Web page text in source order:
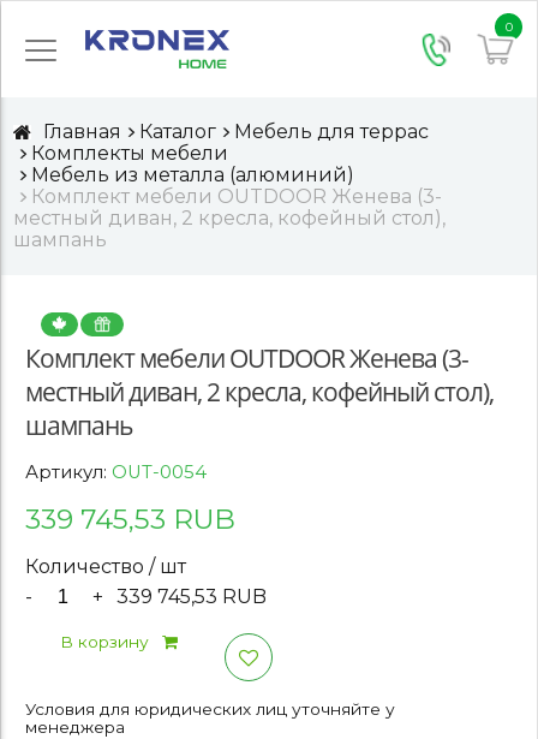
0
Главная Каталог
Мебель для террас
Комплекты мебели
Мебель из металла (алюминий)
Комплект мебели OUTDOOR Женева (3-
местный диван, 2 кресла, кофейный стол),
шампань
Комплект мебели OUTDOOR Женева (3-
местный диван, 2 кресла, кофейный стол),
шампань
Артикул: OUT-0054
339 745,53 RUB
Количество / шт
-
+ 339 745,53 RUB
В корзину
Условия для юридических лиц уточняйте у
менеджера